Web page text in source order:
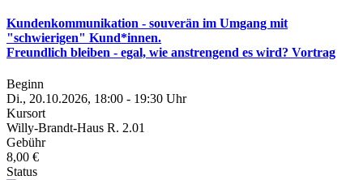
Kundenkommunikation - souverän im Umgang mit
"schwierigen" Kund*innen.
Freundlich bleiben - egal, wie anstrengend es wird? Vortrag
Beginn
Di., 20.10.2026, 18:00 - 19:30 Uhr
Kursort
Willy-Brandt-Haus R. 2.01
Gebühr
8,00 €
Status